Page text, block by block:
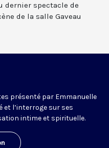
dernier spectacle de
de la salle Gaveau
présenté par Emmanuelle
et l’interroge sur ses
intime et spirituelle.